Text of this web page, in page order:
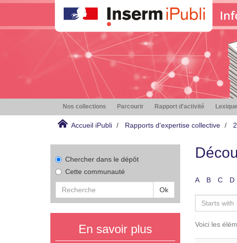
Nos collections Parcourir Rapport d'activité
Accueil iPubli Rapports d'expertise collective
Chercher dans le dépôt
Cette communauté
Ok
En savoir plus
A B C D
Voici les